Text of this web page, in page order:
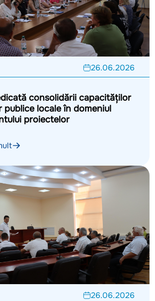
26.06.2026
consolidării capacităților
locale în domeniul
proiectelor
26.06.2026